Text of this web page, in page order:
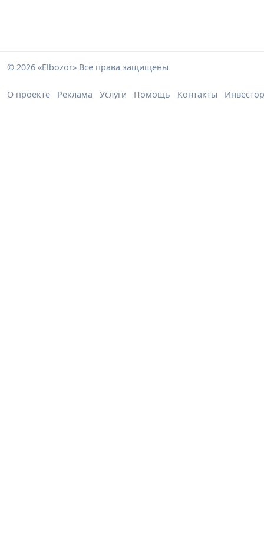
© 2026 «Elbozor» Все права защищены
О проекте Реклама Услуги Помощь Контакты